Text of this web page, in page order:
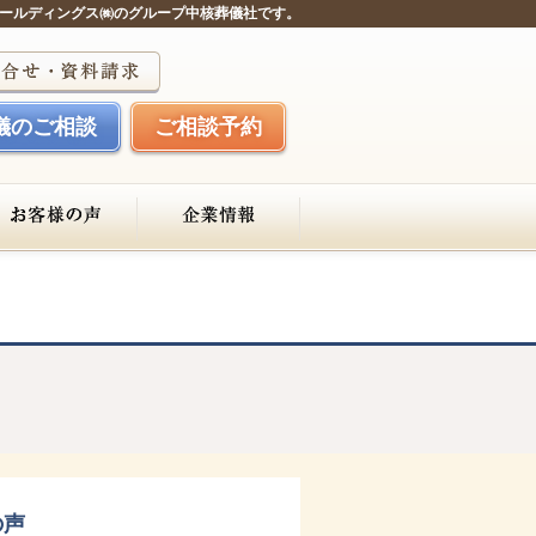
ルディングス㈱のグループ中核葬儀社です。
のご相談 ご相談予約